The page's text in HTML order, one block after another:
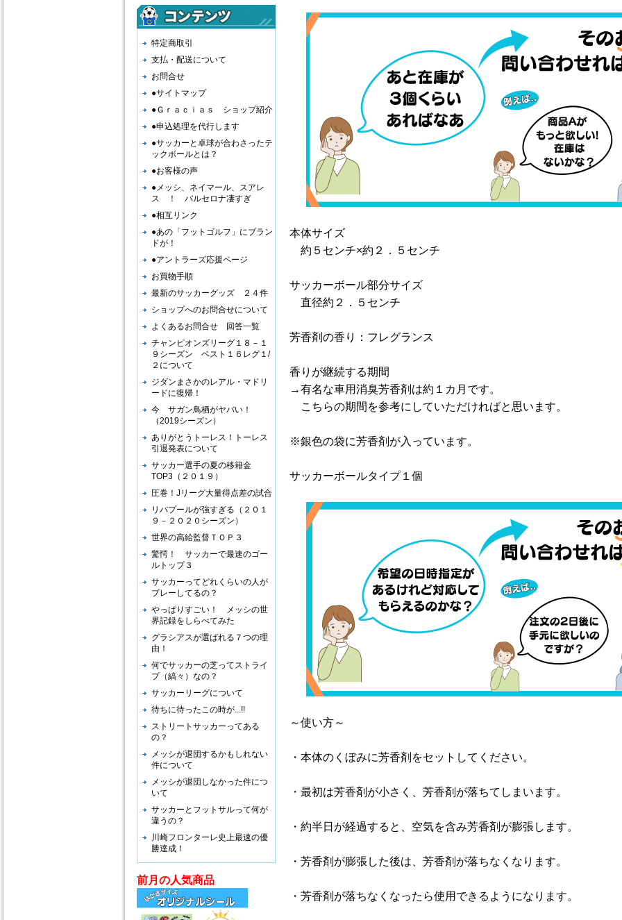
特定商取引
支払・配送について
お問合せ
●サイトマップ
●Ｇｒａｃｉａｓ ショップ紹介
●申込処理を代行します
●サッカーと卓球が合わさったテ
ックボールとは？
●お客様の声
●メッシ、ネイマール、スアレ
ス ！ バルセロナ凄すぎ
●相互リンク
●あの「フットゴルフ」にブラン
ドが！
●アントラーズ応援ページ
お買物手順
最新のサッカーグッズ ２４件
ショップへのお問合せについて
よくあるお問合せ 回答一覧
チャンピオンズリーグ１８－１
９シーズン ベスト１６レグ１/
２について
ジダンまさかのレアル・マドリ
ードに復帰！
今 サガン鳥栖がヤバい！
（2019シーズン）
ありがとうトーレス！トーレス
引退発表について
サッカー選手の夏の移籍金
TOP3（２０１９）
圧巻！Jリーグ大量得点差の試合
リバプールが強すぎる（２０１
９－２０２０シーズン）
世界の高給監督ＴＯＰ３
驚愕！ サッカーで最速のゴー
ルトップ３
サッカーってどれくらいの人が
プレーしてるの？
やっぱりすごい！ メッシの世
界記録をしらべてみた
グラシアスが選ばれる７つの理
由！
何でサッカーの芝ってストライ
プ（縞々）なの？
サッカーリーグについて
待ちに待ったこの時が...!!
ストリートサッカーってある
の？
メッシが退団するかもしれない
件について
メッシが退団しなかった件につ
いて
サッカーとフットサルって何が
違うの？
川崎フロンターレ史上最速の優
勝達成！
前月の人気商品
本体サイズ
約５センチ×約２．５センチ
サッカーボール部分サイズ
直径約２．５センチ
芳香剤の香り：フレグランス
香りが継続する期間
→有名な車用消臭芳香剤は約１カ月です。
こちらの期間を参考にしていただければと思います。
※銀色の袋に芳香剤が入っています。
サッカーボールタイプ１個
～使い方～
・本体のくぼみに芳香剤をセットしてください。
・最初は芳香剤が小さく、芳香剤が落ちてしまいます。
・約半日が経過すると、空気を含み芳香剤が膨張します。
・芳香剤が膨張した後は、芳香剤が落ちなくなります。
・芳香剤が落ちなくなったら使用できるようになります。